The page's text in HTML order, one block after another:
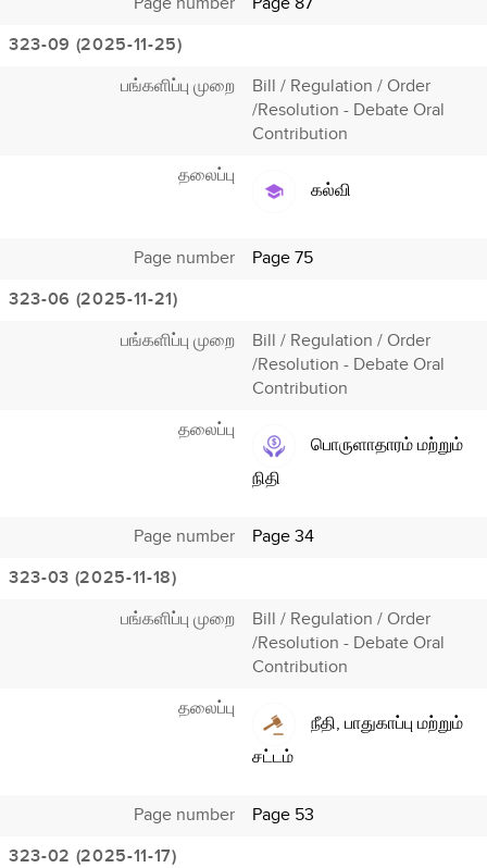
323-09 (2025-11-25)
பங்களிப்பு முறை
Bill / Regulation / Order
/Resolution - Debate Oral
Contribution
தலைப்பு
கல்வி
Page number
Page 75
323-06 (2025-11-21)
பங்களிப்பு முறை
Bill / Regulation / Order
/Resolution - Debate Oral
Contribution
தலைப்பு
பொருளாதாரம் மற்றும்
நிதி
Page number
Page 34
323-03 (2025-11-18)
பங்களிப்பு முறை
Bill / Regulation / Order
/Resolution - Debate Oral
Contribution
தலைப்பு
நீதி, பாதுகாப்பு மற்றும்
சட்டம்
Page number
Page 53
323-02 (2025-11-17)